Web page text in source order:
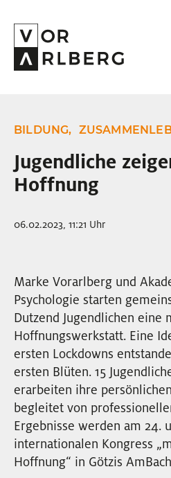
PROJEKTE
VISION
EVENTS
NEWSLETTER
BILDUNG,
Jugendliche
Hoffnung
06.02.2023, 11:21 Uhr
Marke Vorarlberg und
Psychologie starten
Dutzend Jugendlichen eine
Hoffnungswerkstatt. Eine
ersten Lockdowns
ersten Blüten. 15
erarbeiten ihre
begleitet von
Ergebnisse werden am 24.
internationalen Kongress
Hoffnung“ in Götzis